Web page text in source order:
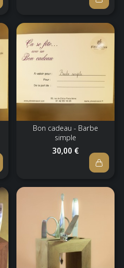
Bon cadeau - Barbe
simple
30,00 €